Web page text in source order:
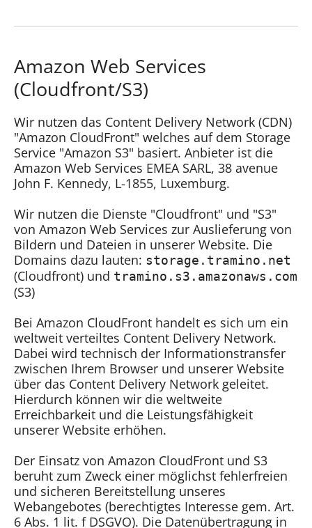
Amazon Web Services
(Cloudfront/S3)
Wir nutzen das Content Delivery Network (CDN)
"Amazon CloudFront" welches auf dem Storage
Service "Amazon S3" basiert. Anbieter ist die
Amazon Web Services EMEA SARL, 38 avenue
John F. Kennedy, L-1855, Luxemburg.
Wir nutzen die Dienste "Cloudfront" und "S3"
von Amazon Web Services zur Auslieferung von
Bildern und Dateien in unserer Website. Die
Domains dazu lauten: storage.tramino.net
(Cloudfront) und tramino.s3.amazonaws.com
(S3)
Bei Amazon CloudFront handelt es sich um ein
weltweit verteiltes Content Delivery Network.
Dabei wird technisch der Informationstransfer
zwischen Ihrem Browser und unserer Website
über das Content Delivery Network geleitet.
Hierdurch können wir die weltweite
Erreichbarkeit und die Leistungsfähigkeit
unserer Website erhöhen.
Der Einsatz von Amazon CloudFront und S3
beruht zum Zweck einer möglichst fehlerfreien
und sicheren Bereitstellung unseres
Webangebotes (berechtigtes Interesse gem. Art.
6 Abs. 1 lit. f DSGVO). Die Datenübertragung in